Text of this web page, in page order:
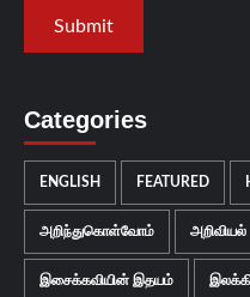
Categories
ENGLISH FEATURED
அறிந்துகொள்வோம் அறிவியல்
இசைக்கவியின் இதயம்